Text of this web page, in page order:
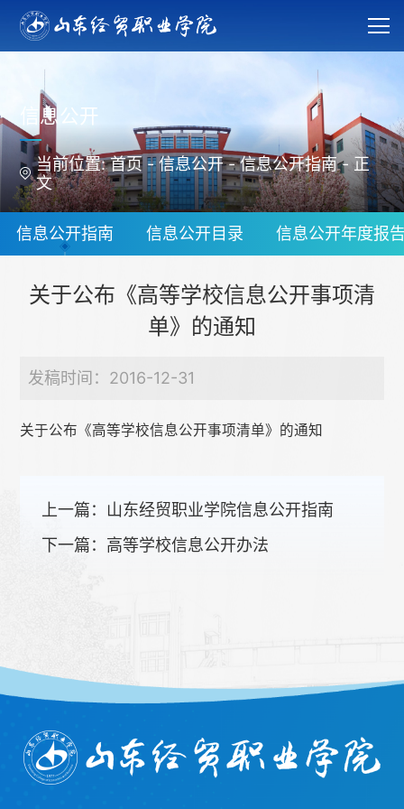
信息公开
当前位置:首页 -信息公开-信息公开指南-正
文
信息公开指南 信息公开目录 信息公开年度报
关于公布《高等学校信息公开事项清
单》的通知
发稿时间：2016-12-31
关于公布《高等学校信息公开事项清单》的通知
上一篇： 山东经贸职业学院信息公开指南
下一篇： 高等学校信息公开办法